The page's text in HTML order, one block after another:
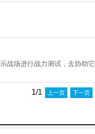
战场进行战力测试，去协助它
1/1 上一页 下一页